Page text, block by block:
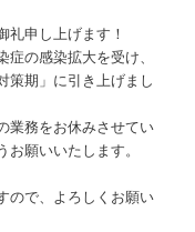
礼申し上げます！
の感染拡大を受け、
策期」に引き上げまし
業務をお休みさせてい
願いいたします。
ので、よろしくお願い